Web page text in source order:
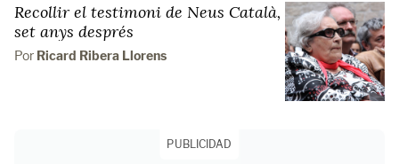
Recollir el testimoni de Neus Català,
set anys després
Por Ricard Ribera Llorens
PUBLICIDAD